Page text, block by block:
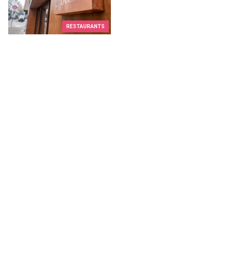
RESTAURANTS